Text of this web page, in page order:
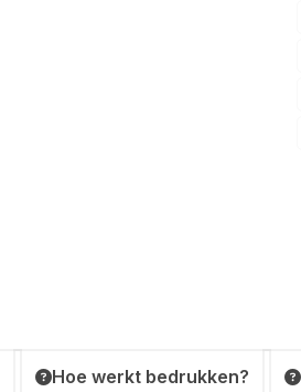
Hoe werkt bedrukken?